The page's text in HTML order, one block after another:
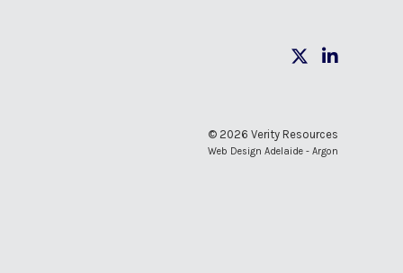
© 2026 Verity Resources
Web Design Adelaide - Argon